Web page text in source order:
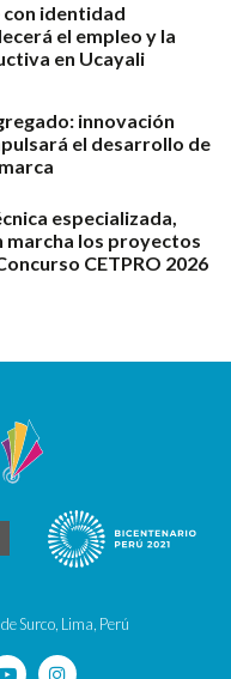
identidad
el empleo y la
en Ucayali
innovación
el desarrollo de
especializada,
marcha los proyectos
CETPRO 2026
Surco, Lima, Perú